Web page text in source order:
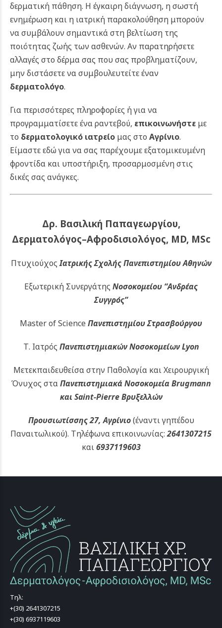
δερματική πάθηση. Η έγκαιρη διάγνωση, η σωστή
ενημέρωση και η ιατρική παρακολούθηση μπορούν
να συμβάλουν σημαντικά στη βελτίωση της
ποιότητας ζωής των ασθενών. Αν παρατηρήσετε
αλλαγές στο δέρμα σας που σας προβληματίζουν,
μην διστάσετε να συμβουλευτείτε έναν
δερματολόγο.
Για περισσότερες πληροφορίες ή για να
προγραμματίσετε ένα ραντεβού, επικοινωνήστε με
το δερματολογικό ιατρείο μας στο Αγρίνιο.
Είμαστε εδώ για να σας παρέχουμε εξατομικευμένη
φροντίδα και υποστήριξη, προσαρμοσμένη στις
δικές σας ανάγκες.
Δρ. Βασιλική Παπαγεωργίου,
Δερματολόγος–Αφροδισιολόγος, MD, MSc
ΠτυχιούχοςΙατρικής Σχολής Πανεπιστημίου Αθηνών
Εξωτερική Συνεργάτης Νοσοκομείου “Ανδρέας
Συγγρός”
Master of Science Πανεπιστημίου Στρασβούργου
Τ. Ιατρός Πανεπιστημιακών Νοσοκομείων Lyon
Μετεκπαιδευθείσα στην Παθολογία και Χειρουργική
Όνυχος σταΠανεπιστημιακά Νοσοκομεία Brugmann
και Saint-Pierre Βρυξελλών
Προυσιωτίσσης 27, Αγρίνιο(έναντι γηπέδου
Παναιτωλικού). Τηλέφωνα επικοινωνίας:2641307215
και6937119603
Τηλ:
+(30) 2641307215
+(30) 6937119603